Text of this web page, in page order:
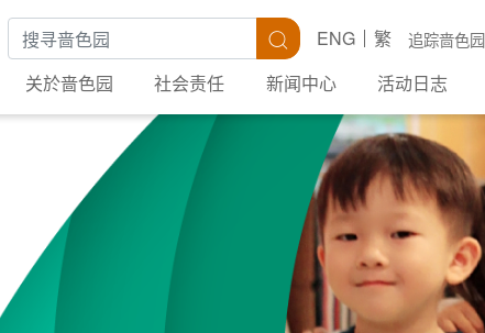
搜寻关键字 搜寻 追踪啬色园
ENG
繁
关於啬色园
社会责任 新闻中心 活动日志